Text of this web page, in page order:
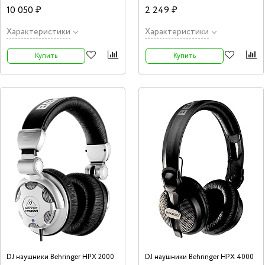
10 050 ₽
Характеристики
Купить
2 249 ₽
Характеристики
Купить
DJ наушники Behringer HPX 2000 DJ наушники Behringer HPX 4000